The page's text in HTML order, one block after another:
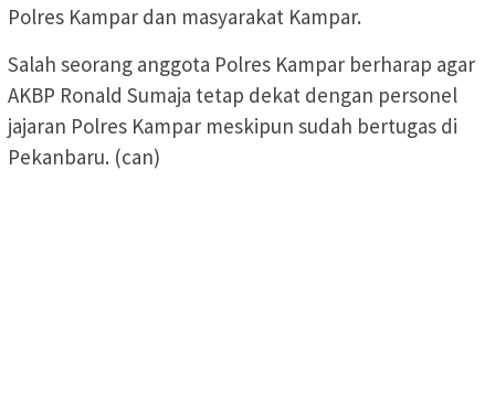
Polres Kampar dan masyarakat Kampar.
Salah seorang anggota Polres Kampar berharap agar
AKBP Ronald Sumaja tetap dekat dengan personel
jajaran Polres Kampar meskipun sudah bertugas di
Pekanbaru. (can)